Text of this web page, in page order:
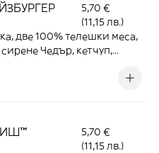
5,70 €
(11,15 лв.)
две 100% телешки меса,
Чедър, кетчуп,
5,70 €
(11,15 лв.)